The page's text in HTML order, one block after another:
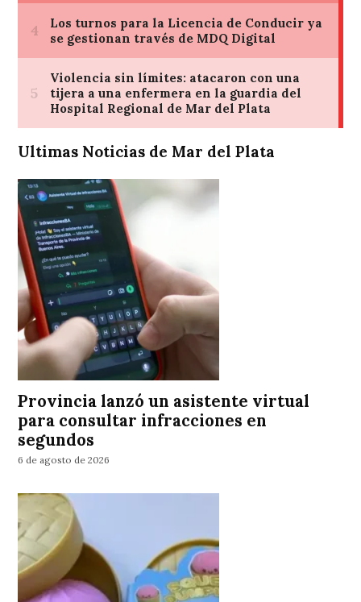
Ultimas Noticias de Mar del Plata
Provincia lanzó un asistente virtual
para consultar infracciones en
segundos
6 de agosto de 2026